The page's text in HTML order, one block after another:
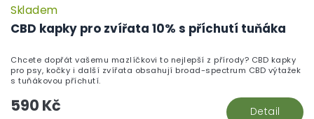
CBD kapky pro zvířata 10% s příchutí tuňáka
Skladem
590 Kč Detail
Chcete dopřát vašemu mazlíčkovi to nejlepší z přírody? CBD kapky
pro psy, kočky i další zvířata obsahují broad-spectrum CBD výtažek
s tuňákovou příchutí.